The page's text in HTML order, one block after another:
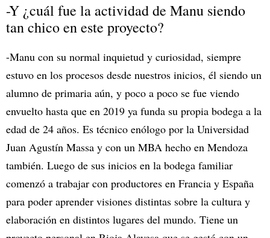
-Y ¿cuál fue la actividad de Manu siendo
tan chico en este proyecto?
-Manu con su normal inquietud y curiosidad, siempre
estuvo en los procesos desde nuestros inicios, él siendo un
alumno de primaria aún, y poco a poco se fue viendo
envuelto hasta que en 2019 ya funda su propia bodega a la
edad de 24 años. Es técnico enólogo por la Universidad
Juan Agustín Massa y con un MBA hecho en Mendoza
también. Luego de sus inicios en la bodega familiar
comenzó a trabajar con productores en Francia y España
para poder aprender visiones distintas sobre la cultura y
elaboración en distintos lugares del mundo. Tiene un